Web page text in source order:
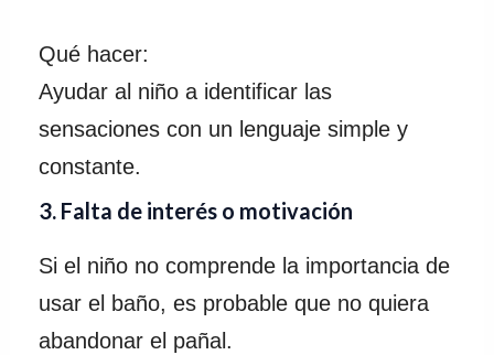
Qué hacer:
Ayudar al niño a identificar las
sensaciones con un lenguaje simple y
constante.
3. Falta de interés o motivación
Si el niño no comprende la importancia de
usar el baño, es probable que no quiera
abandonar el pañal.